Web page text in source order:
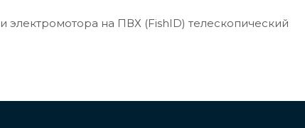
электромотора на ПВХ (FishID) телескопический